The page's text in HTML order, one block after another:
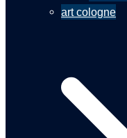
art cologne